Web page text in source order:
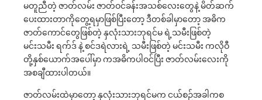
မတူညီတဲ့ ဇာတ်လမ်း ဇာတ်ဝင်ခန်းအသစ်လေးတွေနဲ့ မိတ်ဆက်
ပေးထားတာကိုတွေ့ရမှာဖြစ်ပြီးတော့ ဒီတစ်ခါမှာတော့ အဓိက
ဇာတ်ကောင်တွေဖြစ်တဲ့ နှလုံးသားဘုရင်မ ရဲ့သမီးဖြစ်တဲ့
မင်းသမီး ရက်ဒ် နဲ့ စင်ဒရဲလားရဲ့ သမီးဖြစ်တဲ့ မင်းသမီး ကလိုဝီ
တို့နှစ်ယောက်အပေါ်မှာ ကအဓိကပါဝင်ပြီး ဇာတ်လမ်းလေးကို
အစချီထားပါတယ်။
ဇာတ်လမ်းထဲမှာတော့ နှလုံးသားဘုရင်မက ငယ်စဉ်အခါကစ